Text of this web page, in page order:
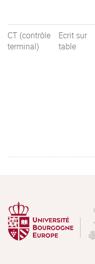
CT (contrôle
terminal)
Ecrit sur
table